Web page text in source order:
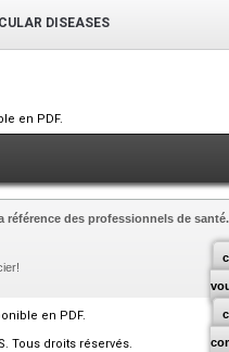
DISEASES
en PDF.
référence des professionnels de santé.
en PDF.
Tous droits réservés.